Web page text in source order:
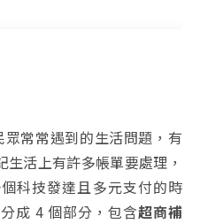
眾常常遇到的生活問題，有
活上有許多帳單要處理，
科技發達且多元支付的時
成 4 個部分，包含超商補